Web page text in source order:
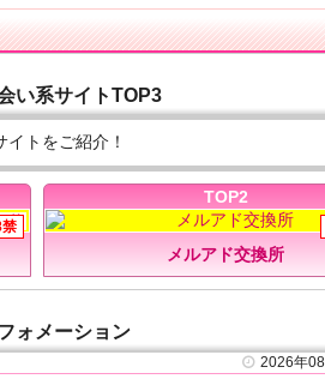
い系サイトTOP3
トをご紹介！
TOP2
メルアド交換所
ォメーション
2026年